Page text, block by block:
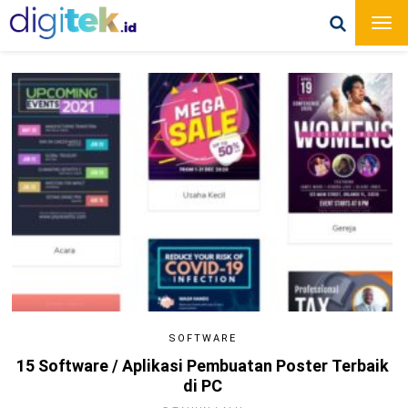
SOFTWARE
15 Software / Aplikasi Pembuatan Poster Terbaik
di PC